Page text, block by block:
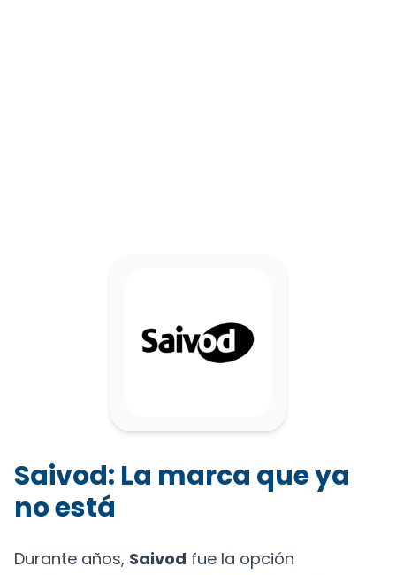
Saivod: La marca que ya
no está
Durante años, Saivod fue la opción